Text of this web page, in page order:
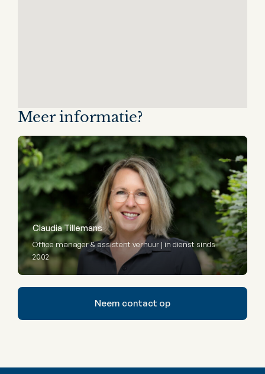
Meer informatie?
Claudia Tillemans
Office manager & assistent verhuur | in dienst sinds
2002
Neem contact op